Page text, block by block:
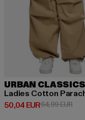
URBAN CLASSICS
50,04 EUR
Derzeitiger Preis: 50,04
64,99 EUR